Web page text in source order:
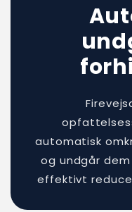
automatisk
og undgår
effektivt